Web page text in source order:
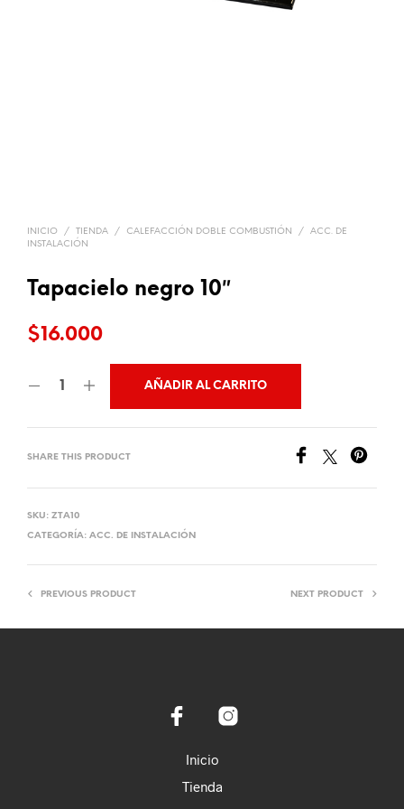
INICIO / TIENDA / CALEFACCIÓN DOBLE COMBUSTIÓN /
ACC. DE
INSTALACIÓN
Tapacielo negro 10″
$16.000
AÑADIR AL CARRITO
SHARE THIS PRODUCT
SKU: ZTA10
CATEGORÍA: ACC. DE INSTALACIÓN
PREVIOUS PRODUCT NEXT PRODUCT
Inicio
Tienda